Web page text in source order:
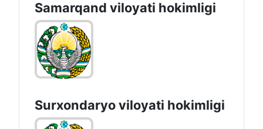
Samarqand viloyati hokimligi
Surxondaryo vilоyati hоkimligi